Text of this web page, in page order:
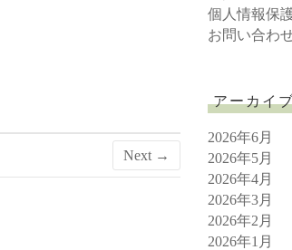
Next →
個人情報保
お問い合わ
アーカイ
2026年6月
2026年5月
2026年4月
2026年3月
2026年2月
2026年1月